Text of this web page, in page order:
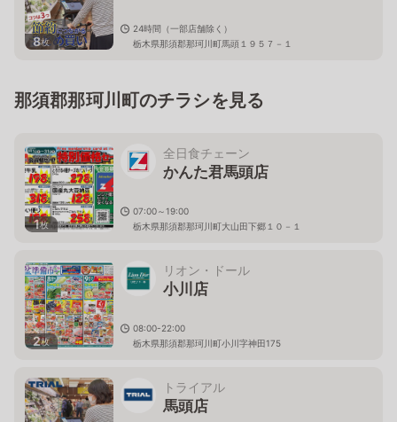
8枚
24時間（一部店舗除く）
栃木県那須郡那珂川町馬頭１９５７－１
那須郡那珂川町のチラシを見る
1枚
全日食チェーン
かんた君馬頭店
07:00～19:00
栃木県那須郡那珂川町大山田下郷１０－１
2枚
リオン・ドール
小川店
08:00-22:00
栃木県那須郡那珂川町小川字神田175
トライアル
馬頭店